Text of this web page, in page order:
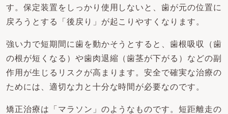
す。保定装置をしっかり使用しないと、歯が元の位置に
戻ろうとする「後戻り」が起こりやすくなります。
強い力で短期間に歯を動かそうとすると、歯根吸収（歯
の根が短くなる）や歯肉退縮（歯茎が下がる）などの副
作用が生じるリスクが高まります。安全で確実な治療の
ためには、適切な力と十分な時間が必要なのです。
矯正治療は「マラソン」のようなものです。短距離走の